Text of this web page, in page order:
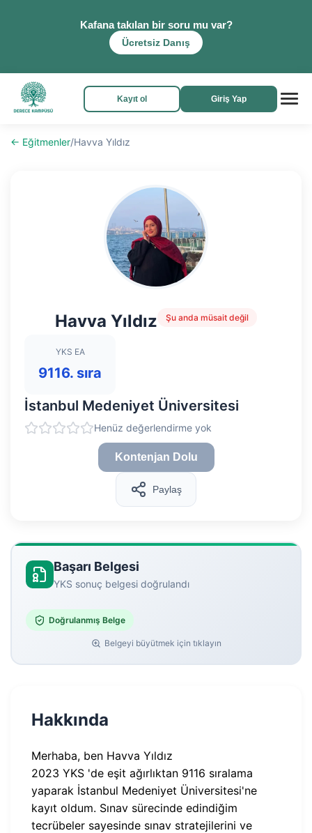
Kafana takılan bir soru mu var?
Ücretsiz Danış
Kayıt ol Giriş Yap
← Eğitmenler/Havva Yıldız
Havva Yıldız Şu anda müsait değil
YKS EA
9116. sıra
İstanbul Medeniyet Üniversitesi
Henüz değerlendirme yok
Kontenjan Dolu
Paylaş
Başarı Belgesi
YKS sonuç belgesi doğrulandı
Doğrulanmış Belge
Belgeyi büyütmek için tıklayın
Hakkında
Merhaba, ben Havva Yıldız
2023 YKS 'de eşit ağırlıktan 9116 sıralama
yaparak İstanbul Medeniyet Üniversitesi'ne
kayıt oldum. Sınav sürecinde edindiğim
tecrübeler sayesinde sınav stratejilerini ve